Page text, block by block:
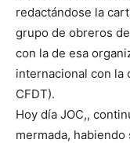
redactándose la
grupo de obreros
con la de esa
internacional con la
CFDT).
Hoy día JOC,,
mermada,